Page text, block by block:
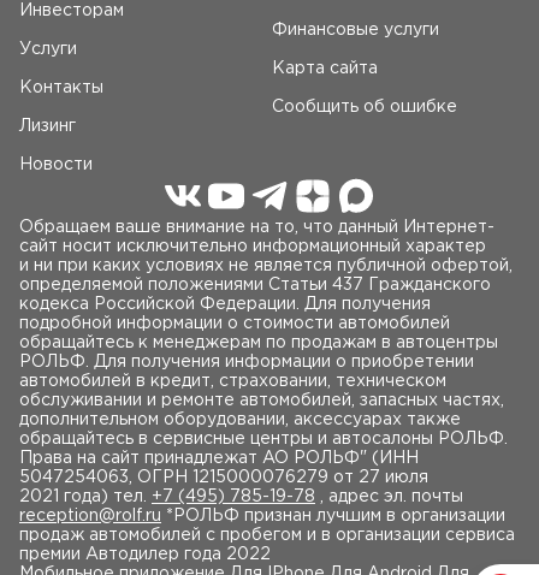
Инвесторам
Услуги
Контакты
Лизинг
Новости
Финансовые услуги
Карта сайта
Сообщить об ошибке
Обращаем ваше внимание на то, что данный Интернет-
сайт носит исключительно информационный характер
и ни при каких условиях не является публичной офертой,
определяемой положениями Статьи 437 Гражданского
кодекса Российской Федерации. Для получения
подробной информации о стоимости автомобилей
обращайтесь к менеджерам по продажам в автоцентры
РОЛЬФ. Для получения информации о приобретении
автомобилей в кредит, страховании, техническом
обслуживании и ремонте автомобилей, запасных частях,
дополнительном оборудовании, аксессуарах также
обращайтесь в сервисные центры и автосалоны РОЛЬФ.
Права на сайт принадлежат AO РОЛЬФ" (ИНН
5047254063, ОГРН 1215000076279 от 27 июля
2021 года) тел. +7 (495) 785-19-78 , адрес эл. почты
reception@rolf.ru *РОЛЬФ признан лучшим в организации
продаж автомобилей с пробегом и в организации сервиса
премии Автодилер года 2022